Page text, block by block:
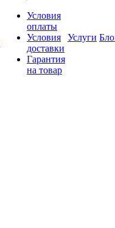
Условия
оплаты
Условия
доставки
Гарантия
на товар
Услуги